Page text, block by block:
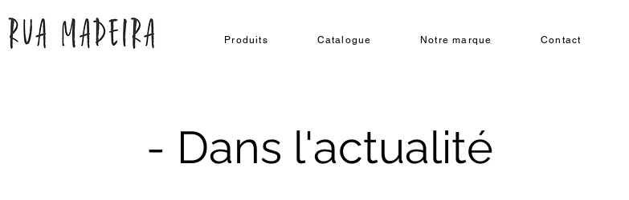
Produits Catalogue Notre marque Contact
- Dans l'actualité